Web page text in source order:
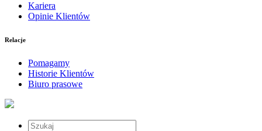
Kariera
Opinie Klientów
Relacje
Pomagamy
Historie Klientów
Biuro prasowe